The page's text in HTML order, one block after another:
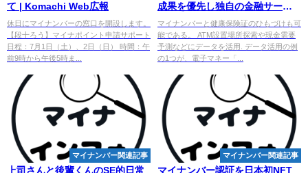
て | Komachi Web広報
休日にマイナンバーの窓口を開設します。
【段十ろう】マイナポイント申請サポート
日程：7月1日（土）、2日（日） 時間：午
前9時から午後5時ま...
成果を優先し独自の金融サービ
スを創出 セブン銀行のデータ分
析 ...
マイナンバーと健康保険証のひもづけも可
能である。 ATM設置場所探索や現金需要
予測などにデータを活用. データ活用の例
の1つが、電子マネー「...
マイナンバー関連記事
上司さんと後輩くんのSE的日常
マイナンバー関連記事
マイナンバー認証を日本初NFT